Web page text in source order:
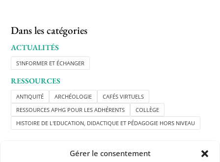
Gérer le consentement
Dans les catégories
ACTUALITÉS
S'INFORMER ET ÉCHANGER
RESSOURCES
ANTIQUITÉ ARCHÉOLOGIE
CAFÉS VIRTUELS
RESSOURCES APHG POUR LES ADHÉRENTS
COLLÈGE
HISTOIRE DE L'EDUCATION, DIDACTIQUE ET PÉDAGOGIE HORS NIVEAU